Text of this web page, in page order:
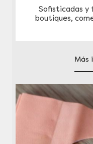
Sofisticadas y
boutiques,
Más